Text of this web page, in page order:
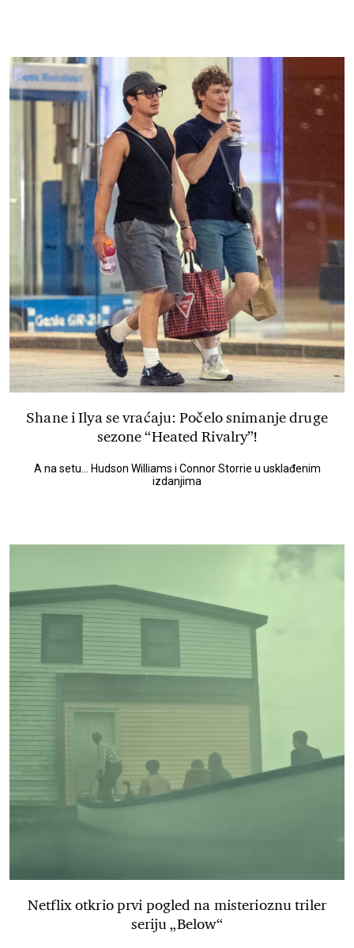
Shane i Ilya se vraćaju: Počelo snimanje druge
sezone “Heated Rivalry”!
A na setu... Hudson Williams i Connor Storrie u usklađenim
izdanjima
Netflix otkrio prvi pogled na misterioznu triler
seriju „Below“